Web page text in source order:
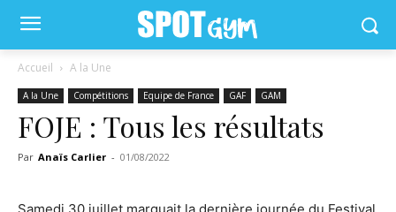
Accueil A la Une
A la Une Compétitions Equipe de France GAF GAM
FOJE : Tous les résultats
Par Anaïs Carlier - 01/08/2022